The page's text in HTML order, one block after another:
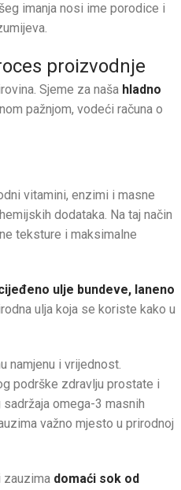
imanja nosi ime porodice i
proizvodnje
Sjeme za naša hladno
pažnjom, vodeći računa o
vitamini, enzimi i masne
dodataka. Na taj način
teksture i maksimalne
ulje bundeve, laneno
ulja koja se koriste kako u
namjenu i vrijednost.
podrške zdravlju prostate i
omega-3 masnih
važno mjesto u prirodnoj
zauzima domaći sok od